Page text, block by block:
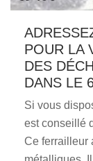
POUR LA
DES
DANS LE
Si vous
est conseillé
Ce ferrailleur